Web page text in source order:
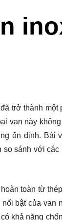
trở thành một
van này
ổn định. Bài
sánh với các
toàn từ
bật của van
khả năng